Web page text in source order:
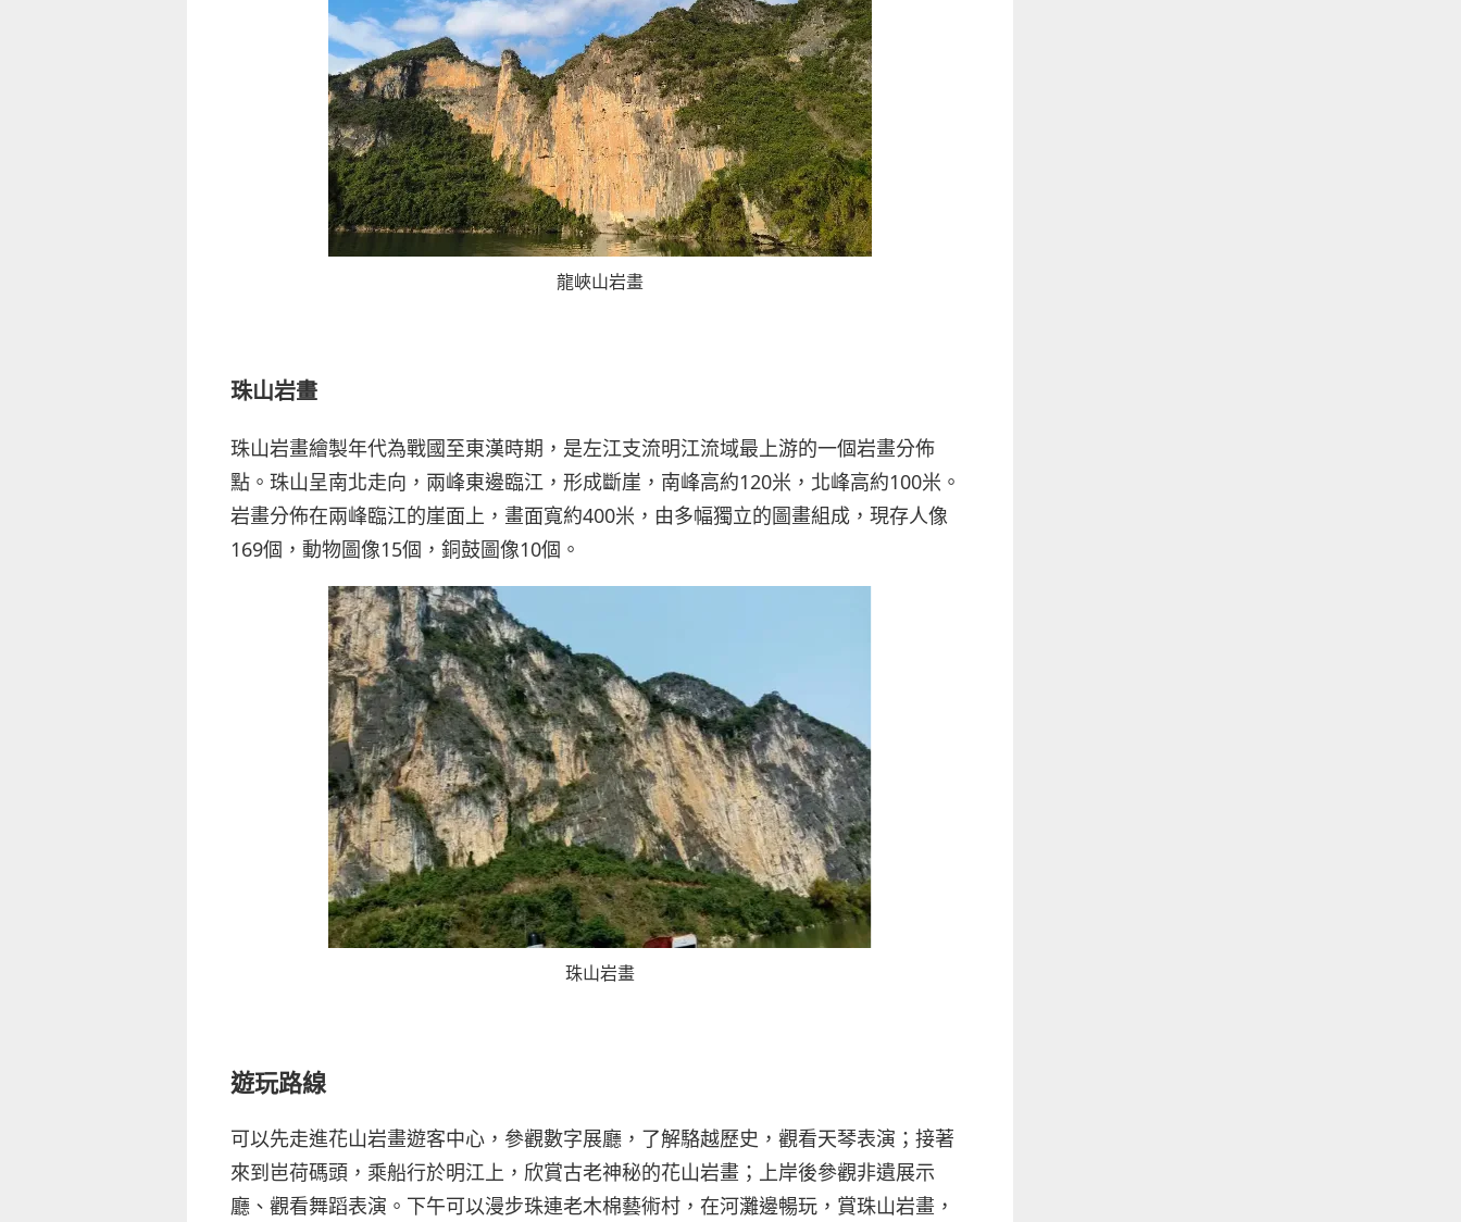
龍峽山岩畫
珠山岩畫
珠山岩畫繪製年代為戰國至東漢時期，是左江支流明江流域最上游的一個岩畫分佈
點。珠山呈南北走向，兩峰東邊臨江，形成斷崖，南峰高約120米，北峰高約100米。
岩畫分佈在兩峰臨江的崖面上，畫面寬約400米，由多幅獨立的圖畫組成，現存人像
169個，動物圖像15個，銅鼓圖像10個。
珠山岩畫
遊玩路線
可以先走進花山岩畫遊客中心，參觀數字展廳，了解駱越歷史，觀看天琴表演；接著
來到岜荷碼頭，乘船行於明江上，欣賞古老神秘的花山岩畫；上岸後參觀非遺展示
廳、觀看舞蹈表演。下午可以漫步珠連老木棉藝術村，在河灘邊暢玩，賞珠山岩畫，